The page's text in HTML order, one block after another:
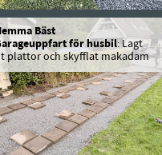
Bäst
för husbil: Lagt
plattor och skyfflat makadam